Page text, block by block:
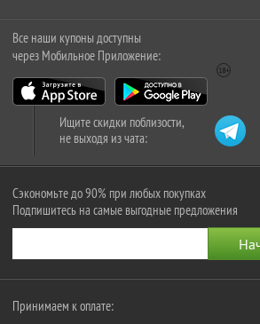
Все наши купоны доступны
через Мобильное Приложение:
Ищите скидки поблизости,
не выходя из чата:
Сэкономьте до 90% при любых покупках
Подпишитесь на самые выгодные предложения
Принимаем к оплате: